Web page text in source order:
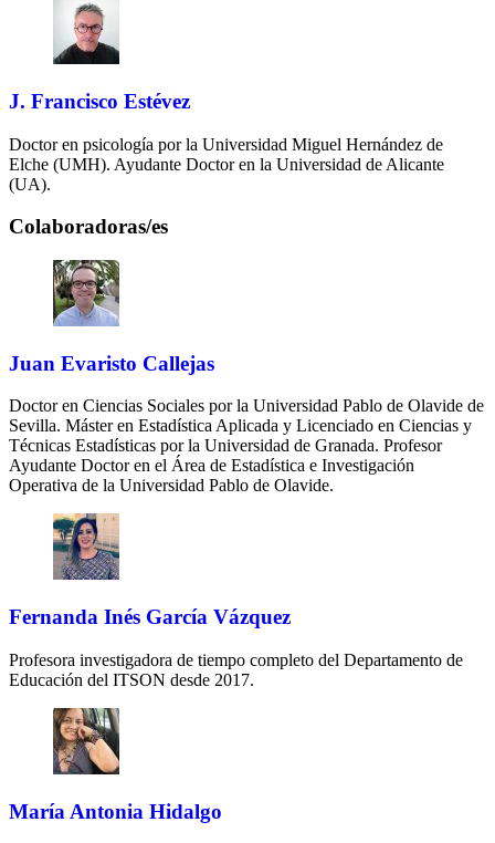
J. Francisco Estévez
Doctor en psicología por la Universidad Miguel Hernández de
Elche (UMH). Ayudante Doctor en la Universidad de Alicante
(UA).
Colaboradoras/es
Juan Evaristo Callejas
Doctor en Ciencias Sociales por la Universidad Pablo de Olavide de
Sevilla. Máster en Estadística Aplicada y Licenciado en Ciencias y
Técnicas Estadísticas por la Universidad de Granada. Profesor
Ayudante Doctor en el Área de Estadística e Investigación
Operativa de la Universidad Pablo de Olavide.
Fernanda Inés García Vázquez
Profesora investigadora de tiempo completo del Departamento de
Educación del ITSON desde 2017.
María Antonia Hidalgo